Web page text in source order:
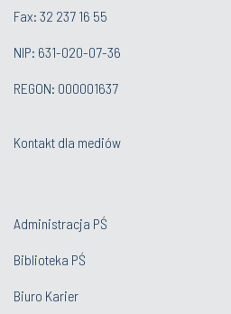
Fax: 32 237 16 55
NIP: 631-020-07-36
REGON: 000001637
Kontakt dla mediów
Administracja PŚ
Biblioteka PŚ
Biuro Karier